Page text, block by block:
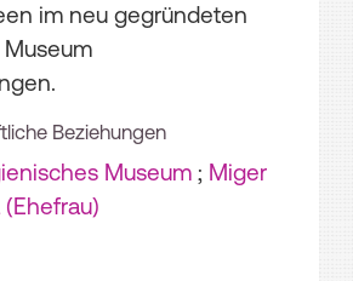
im neu gegründeten
Beziehungen
Museum; Miger